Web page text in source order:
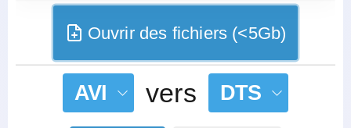
Ouvrir des fichiers (<5Gb)
AVI vers DTS